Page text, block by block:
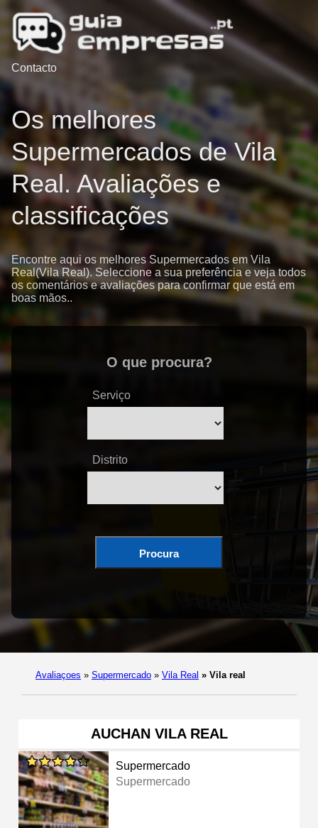
Contacto
Os melhores
Supermercados de Vila
Real. Avaliações e
classificações
Encontre aqui os melhores Supermercados em Vila
Real(Vila Real). Seleccione a sua preferência e veja todos
os comentários e avaliações para confirmar que está em
boas mãos..
O que procura?
Serviço
Distrito
Procura
Avaliaçoes » Supermercado » Vila Real » Vila real
AUCHAN VILA REAL
Supermercado
Supermercado